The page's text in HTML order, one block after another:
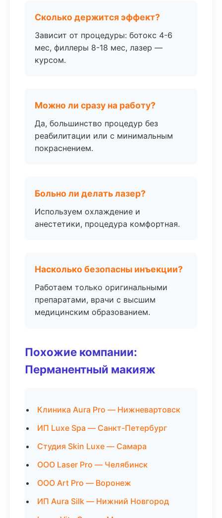
Сколько держится эффект?
Зависит от процедуры: ботокс 4-6
мес, филлеры 8-18 мес, лазер —
курсом.
Можно ли сразу на работу?
Да, большинство процедур без
реабилитации или с минимальным
покраснением.
Больно ли делать лазер?
Используем охлаждение и
анестетики, процедура комфортная.
Насколько безопасны инъекции?
Работаем только оригинальными
препаратами, врачи с высшим
медицинским образованием.
Похожие компании:
Перманентный макияж
Клиника Aura Pro — Нижневартовск
ИП Luxe Spa — Санкт-Петербург
Студия Skin Luxe — Самара
ООО Laser Pro — Челябинск
ООО Art Pro — Воронеж
ИП Aura Silk — Нижний Новгород